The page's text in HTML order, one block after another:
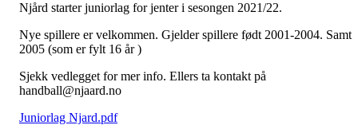
Njård starter juniorlag for jenter i sesongen 2021/22.
Nye spillere er velkommen. Gjelder spillere født 2001-2004. Samt
2005 (som er fylt 16 år )
Sjekk vedlegget for mer info. Ellers ta kontakt på
handball@njaard.no
Juniorlag Njard.pdf